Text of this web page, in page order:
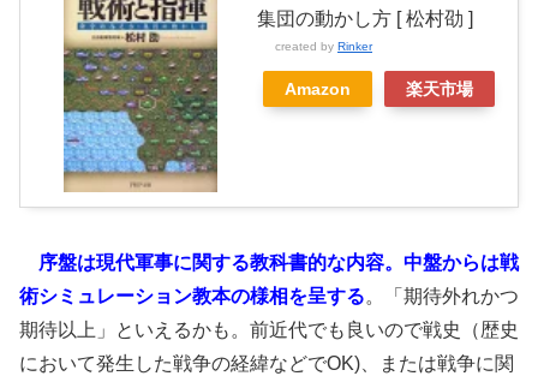
集団の動かし方 [ 松村劭 ]
created by Rinker
Amazon 楽天市場
序盤は現代軍事に関する教科書的な内容。中盤からは戦
術シミュレーション教本の様相を呈する。「期待外れかつ
期待以上」といえるかも。前近代でも良いので戦史（歴史
において発生した戦争の経緯などでOK)、または戦争に関